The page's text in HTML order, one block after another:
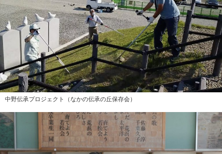
中野伝承プロジェクト（なかの伝承の丘保存会）